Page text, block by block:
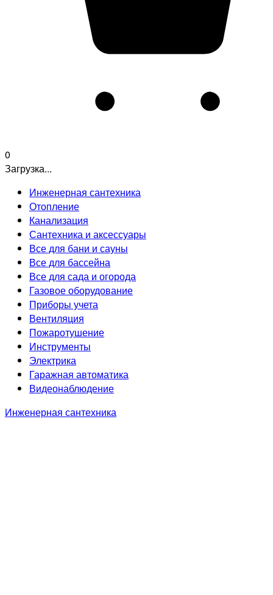
0
Загрузка...
Инженерная сантехника
Отопление
Канализация
Сантехника и аксессуары
Все для бани и сауны
Все для бассейна
Все для сада и огорода
Газовое оборудование
Приборы учета
Вентиляция
Пожаротушение
Инструменты
Электрика
Гаражная автоматика
Видеонаблюдение
Инженерная сантехника